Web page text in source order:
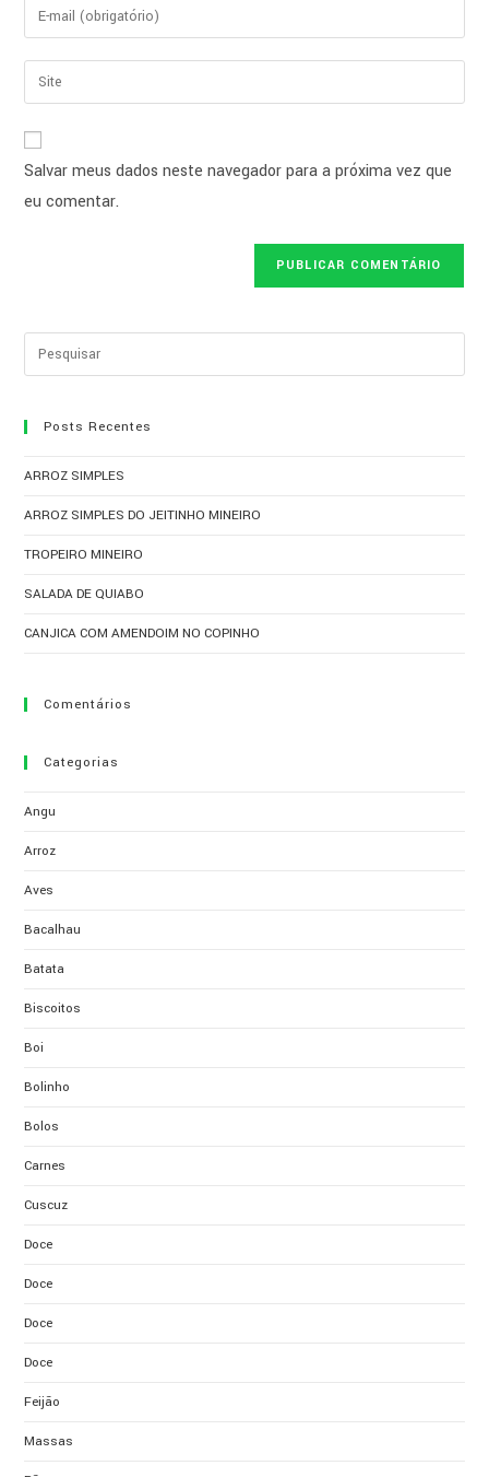
Salvar meus dados neste navegador para a próxima vez que
eu comentar.
Posts Recentes
ARROZ SIMPLES
ARROZ SIMPLES DO JEITINHO MINEIRO
TROPEIRO MINEIRO
SALADA DE QUIABO
CANJICA COM AMENDOIM NO COPINHO
Comentários
Categorias
Angu
Arroz
Aves
Bacalhau
Batata
Biscoitos
Boi
Bolinho
Bolos
Carnes
Cuscuz
Doce
Doce
Doce
Doce
Feijão
Massas